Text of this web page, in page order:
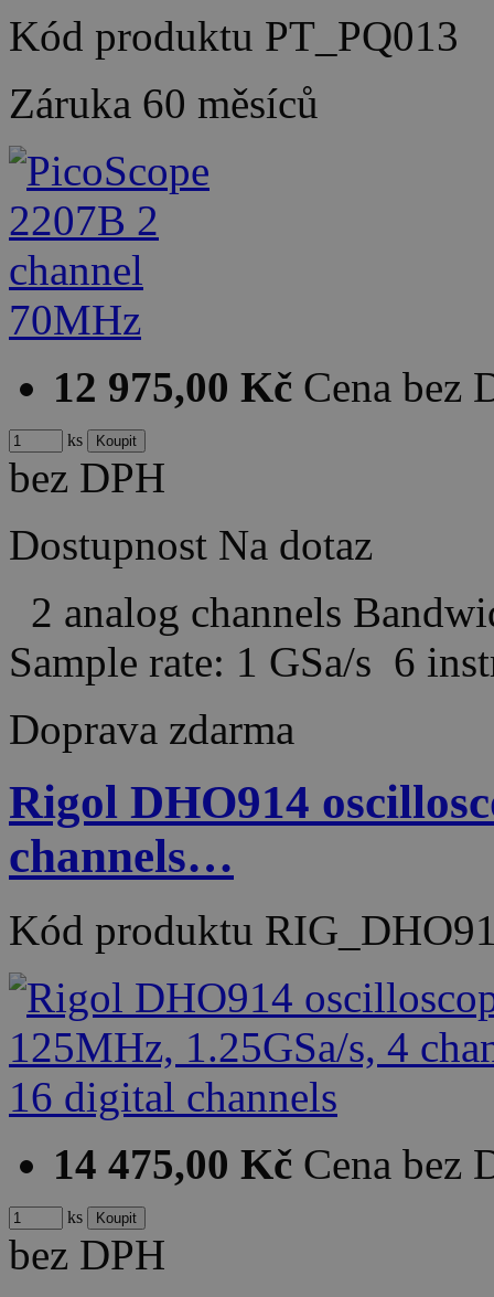
Kód produktu PT_PQ013
Záruka 60 měsíců
12 975,00 Kč Cena bez
ks
bez DPH
Dostupnost Na dotaz
2 analog channels
Sample rate: 1 GSa/s 6
Doprava zdarma
Rigol DHO914
channels…
Kód produktu
14 475,00 Kč Cena bez
ks
bez DPH